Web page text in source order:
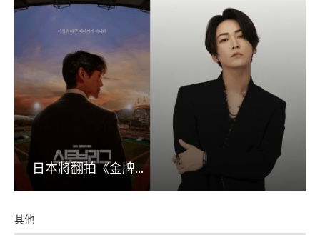
日本將翻拍《金牌...
其他